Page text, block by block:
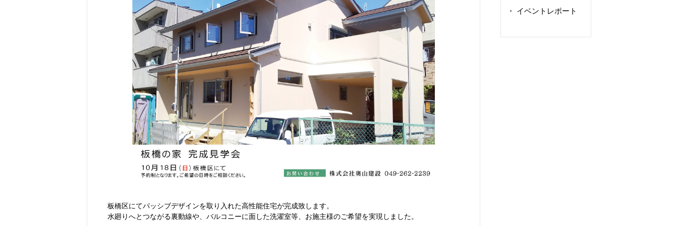
板橋区にてパッシブデザインを取り入れた高性能住宅が完成致します。
水廻りへとつながる裏動線や、バルコニーに面した洗濯室等、お施主様のご希望を実現しました。
・ イベントレポート